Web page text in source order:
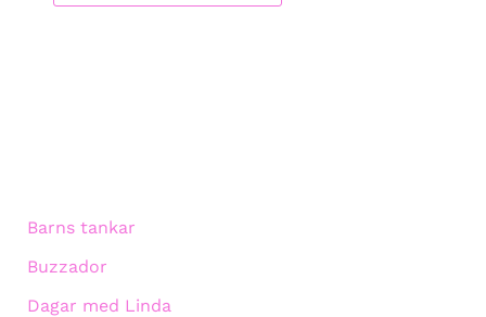
Barns tankar
Buzzador
Dagar med Linda